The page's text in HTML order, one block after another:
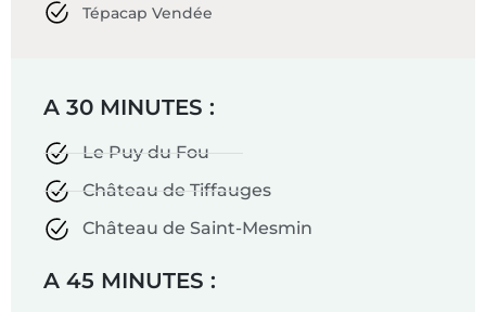
Tépacap Vendée
A 30 MINUTES :
Le Puy du Fou
Château de Tiffauges
Château de Saint-Mesmin
A 45 MINUTES :